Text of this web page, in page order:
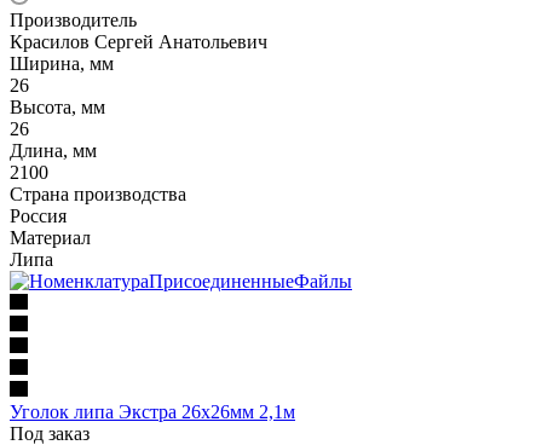
Производитель
Красилов Сергей Анатольевич
Ширина, мм
26
Высота, мм
26
Длина, мм
2100
Страна производства
Россия
Материал
Липа
Уголок липа Экстра 26х26мм 2,1м
Под заказ